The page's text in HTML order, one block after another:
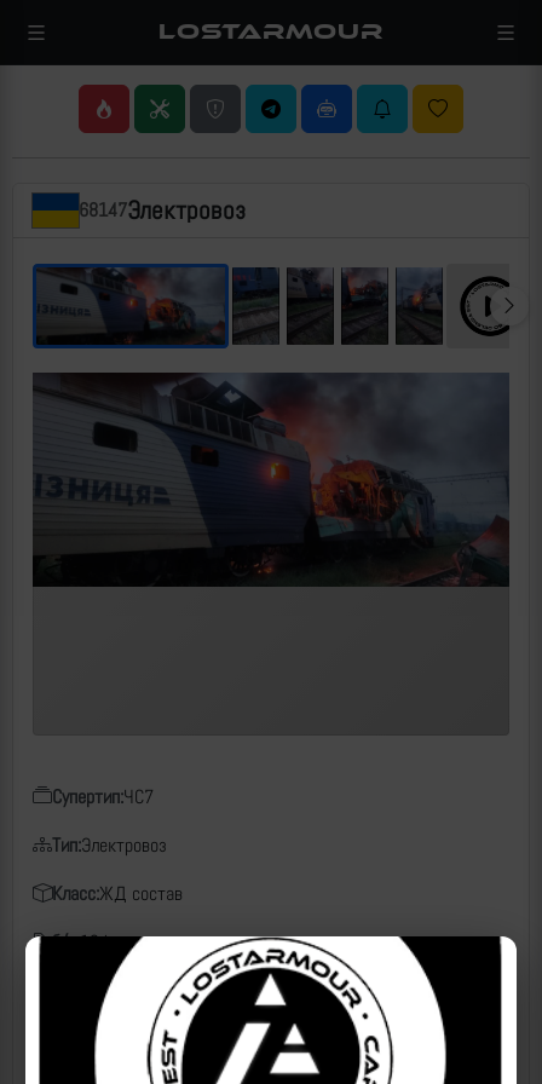
LOSTARMOUR
68147Электровоз
Супертип:ЧС7
Тип:Электровоз
Класс:ЖД состав
б/н:124
Чем поражен:
Неизвестно
03.07.2026